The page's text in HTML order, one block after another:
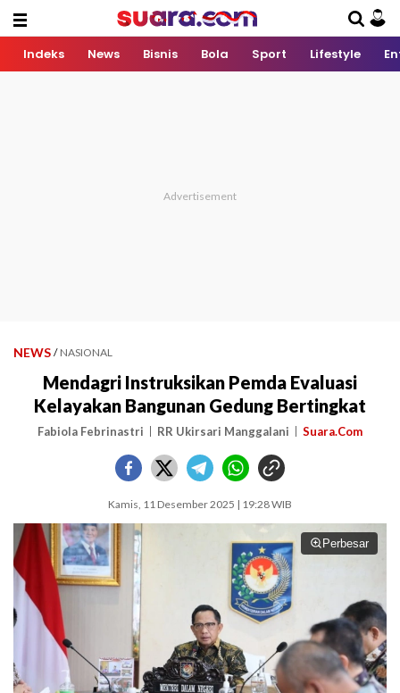
Indeks News Bisnis Bola Sport Lifestyle
NEWS / NASIONAL
Mendagri Instruksikan Pemda Evaluasi
Kelayakan Bangunan Gedung Bertingkat
Fabiola Febrinastri RR Ukirsari Manggalani Suara.Com
Kamis, 11 Desember 2025 | 19:28 WIB
Perbesar